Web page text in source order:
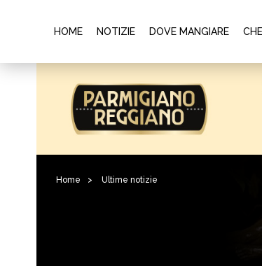
HOME NOTIZIE DOVE MANGIARE
Home > Ultime notizie